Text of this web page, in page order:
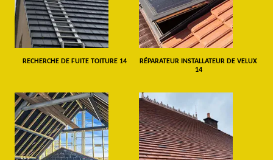
RECHERCHE DE FUITE TOITURE 14
RÉPARATEUR INSTALLATEUR DE VELUX
14